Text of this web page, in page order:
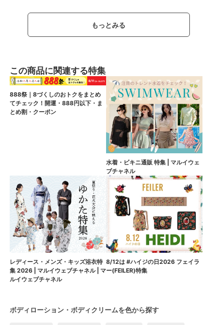
もっとみる
この商品に関連する特集
888祭｜8づくしのおトクをまとめ
てチェック！開運・888円以下・ま
とめ割・クーポン
水着・ビキニ通販 特集 | マルイウェ
ブチャネル
レディース・メンズ・キッズ浴衣特
集 2026 | マルイウェブチャネル | マ
ルイウェブチャネル
8/12は #ハイジの日2026 フェイラ
ー(FEILER)特集
ボディローション・ボディクリームを色から探す